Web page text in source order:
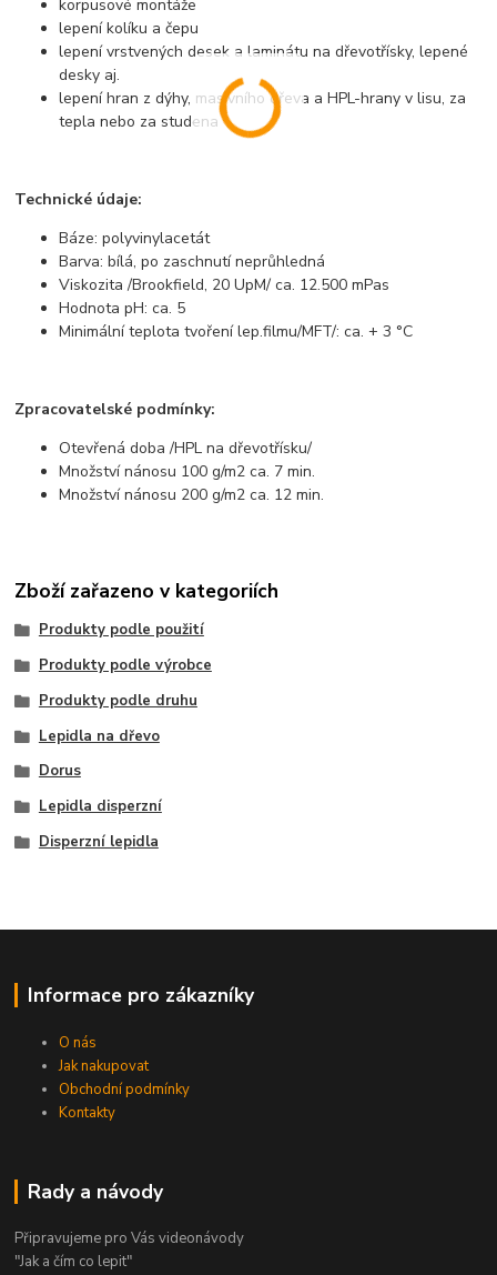
korpusové montáže
lepení kolíku a čepu
lepení vrstvených desek a laminátu na dřevotřísky, lepené
desky aj.
lepení hran z dýhy, masivního dřeva a HPL-hrany v lisu, za
tepla nebo za studena
Technické údaje:
Báze: polyvinylacetát
Barva: bílá, po zaschnutí neprůhledná
Viskozita /Brookfield, 20 UpM/ ca. 12.500 mPas
Hodnota pH: ca. 5
Minimální teplota tvoření lep.filmu/MFT/: ca. + 3 °C
Zpracovatelské podmínky:
Otevřená doba /HPL na dřevotřísku/
Množství nánosu 100 g/m2 ca. 7 min.
Množství nánosu 200 g/m2 ca. 12 min.
Zboží zařazeno v kategoriích
Produkty podle použití
Produkty podle výrobce
Produkty podle druhu
Lepidla na dřevo
Dorus
Lepidla disperzní
Disperzní lepidla
Informace pro zákazníky
O nás
Jak nakupovat
Obchodní podmínky
Kontakty
Rady a návody
Připravujeme pro Vás videonávody
"Jak a čím co lepit"